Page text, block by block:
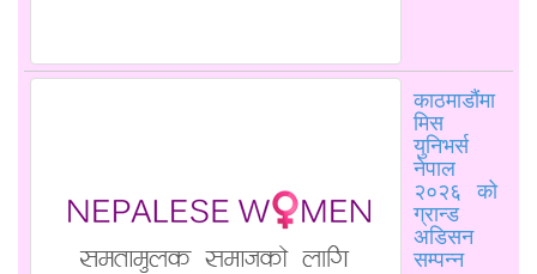
काठमाडौंमा
मिस
युनिभर्स
नेपाल
२०२६ को
ग्रान्ड
अडिसन
सम्पन्न